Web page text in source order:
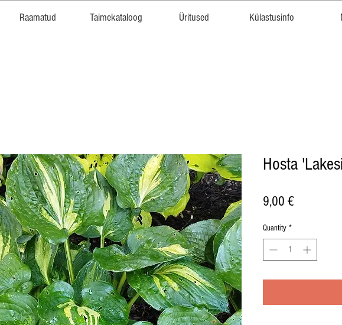
Raamatud Taimekataloog Üritused Külastusinfo
Hosta
9,00 €Price
Quantity *